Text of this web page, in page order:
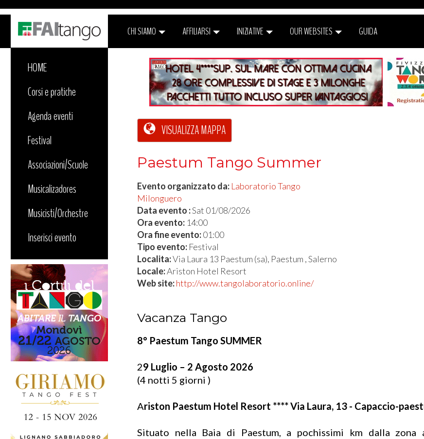
CHI SIAMO AFFILIARSI INIZIATIVE OUR WEBSITES GUIDA
HOME
Corsi e pratiche
Agenda eventi
Festival
Associazioni/Scuole
Musicalizadores
Musicisti/Orchestre
Inserisci evento
VISUALIZZA MAPPA
Paestum Tango Summer
Evento organizzato da: Laboratorio Tango
Milonguero
Data evento :Sat 01/08/2026
Ora evento: 14:00
Ora fine evento:01:00
Tipo evento: Festival
Localita:Via Laura 13 Paestum (sa), Paestum , Salerno
Locale:Ariston Hotel Resort
Web site:http://www.tangolaboratorio.online/
Vacanza Tango
8° Paestum Tango SUMMER
29 Luglio – 2 Agosto 2026
(4 notti 5 giorni )
Ariston Paestum Hotel Resort **** Via Laura, 13 - Capaccio-
Situato nella Baia di Paestum, a pochissimi km dalla